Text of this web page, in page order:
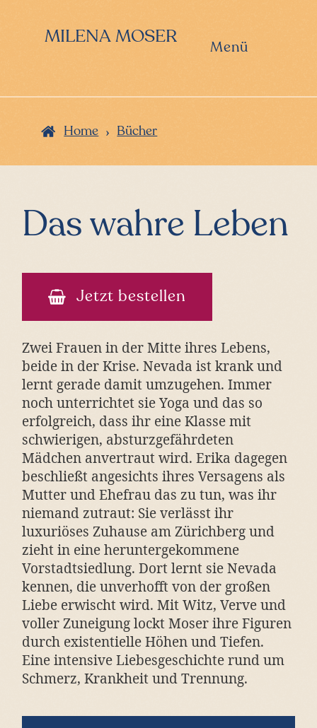
springen
springenMILENA MOSER
Menü
Home › Bücher
Das wahre Leben
Jetzt bestellen
Zwei Frauen in der Mitte ihres Lebens,
beide in der Krise. Nevada ist krank und
lernt gerade damit umzugehen. Immer
noch unterrichtet sie Yoga und das so
erfolgreich, dass ihr eine Klasse mit
schwierigen, absturzgefährdeten
Mädchen anvertraut wird. Erika dagegen
beschließt angesichts ihres Versagens als
Mutter und Ehefrau das zu tun, was ihr
niemand zutraut: Sie verlässt ihr
luxuriöses Zuhause am Zürichberg und
zieht in eine heruntergekommene
Vorstadtsiedlung. Dort lernt sie Nevada
kennen, die unverhofft von der großen
Liebe erwischt wird. Mit Witz, Verve und
voller Zuneigung lockt Moser ihre Figuren
durch existentielle Höhen und Tiefen.
Eine intensive Liebesgeschichte rund um
Schmerz, Krankheit und Trennung.